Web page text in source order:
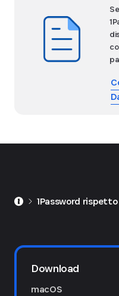
1Password
Download
macOS